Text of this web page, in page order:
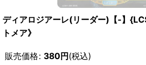
ディアロジアーレ(リーダー)【-】
トメア》
販売価格: 380円(税込)